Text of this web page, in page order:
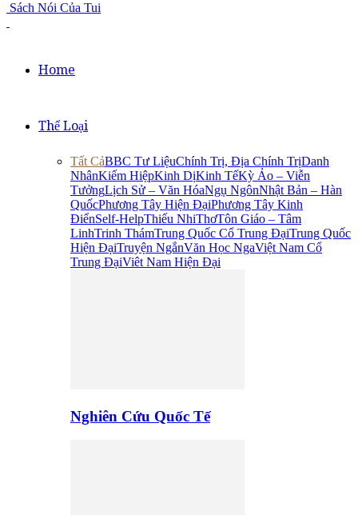
Sách Nói Của Tui
Home
Thể Loại
Tất CảBBC Tư LiệuChính Trị, Địa Chính TrịDanh
NhânKiếm HiệpKinh DịKinh TếKỳ Ảo – Viễn
TưởngLịch Sử – Văn HóaNgụ NgônNhật Bản – Hàn
QuốcPhương Tây Hiện ĐạiPhương Tây Kinh
ĐiểnSelf-HelpThiếu NhiThơTôn Giáo – Tâm
LinhTrinh ThámTrung Quốc Cổ Trung ĐạiTrung Quốc
Hiện ĐạiTruyện NgắnVăn Học NgaViệt Nam Cổ
Trung ĐạiViêt Nam Hiện Đại
Nghiên Cứu Quốc Tế